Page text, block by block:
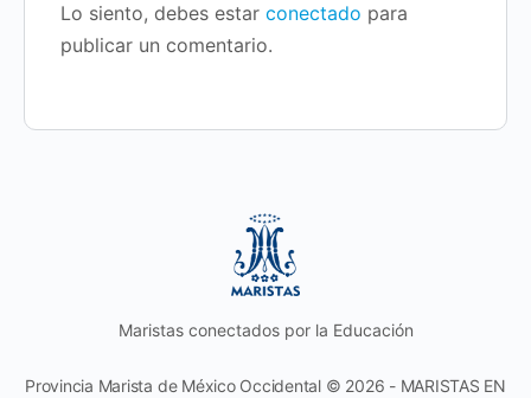
Lo siento, debes estar conectado para
publicar un comentario.
Maristas conectados por la Educación
Provincia Marista de México Occidental © 2026 - MARISTAS EN